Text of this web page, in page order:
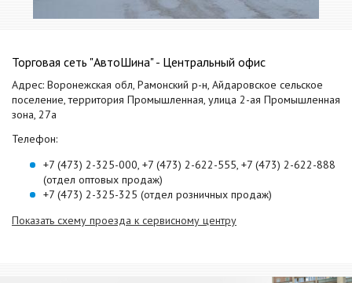
Торговая сеть "АвтоШина" - Центральный офис
Адрес: Воронежская обл, Рамонский р-н, Айдаровское сельское
поселение, территория Промышленная, улица 2-ая Промышленная
зона, 27а
Телефон:
+7 (473) 2-325-000, +7 (473) 2-622-555, +7 (473) 2-622-888
(отдел оптовых продаж)
+7 (473) 2-325-325 (отдел розничных продаж)
Показать схему проезда к сервисному центру